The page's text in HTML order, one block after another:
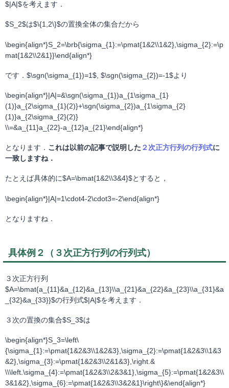
$|A|$を考えます．
$S_2$は$\{1,2\}$の置換全体の集合だから
\begin{align*}S_2=\brb{\sigma_{1}:=\pmat{1&2\\1&2},\sigma_{2}:=\p
mat{1&2\\2&1}}\end{align*}
です．$\sgn(\sigma_{1})=1$, $\sgn(\sigma_{2})=-1$より
\begin{align*}|A|=&\sgn(\sigma_{1})a_{1\sigma_{1}
(1)}a_{2\sigma_{1}(2)}+\sgn(\sigma_{2})a_{1\sigma_{2}
(1)}a_{2\sigma_{2}(2)}
\\=&a_{11}a_{22}-a_{12}a_{21}\end{align*}
となります． これは以前の記事で説明した ２次正方行列の行列式に
一致しますね．
たとえば具体的に$A=\bmat{1&2\\3&4}$とすると，
\begin{align*}|A|=1\cdot4-2\cdot3=-2\end{align*}
となりますね．
具体例２（３次正方行列の行列式）
３次正方行列
$A=\bmat{a_{11}&a_{12}&a_{13}\\a_{21}&a_{22}&a_{23}\\a_{31}&a
_{32}&a_{33}}$の行列式$|A|$を考えます．
３次の置換の集合$S_3$は
\begin{align*}S_3=\left\
{\sigma_{1}:=\pmat{1&2&3\\1&2&3},\sigma_{2}:=\pmat{1&2&3\\1&3
&2},\sigma_{3}:=\pmat{1&2&3\\2&1&3},\right.&
\\\left.\sigma_{4}:=\pmat{1&2&3\\2&3&1},\sigma_{5}:=\pmat{1&2&3\\
3&1&2},\sigma_{6}:=\pmat{1&2&3\\3&2&1}\right\}&\end{align*}